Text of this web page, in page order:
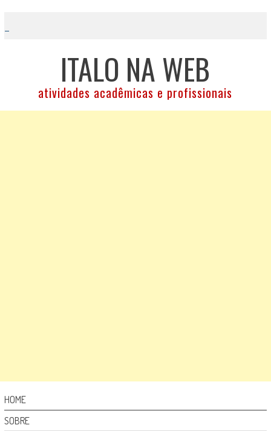
content
ITALO NA WEB
atividades acadêmicas e profissionais
HOME
SOBRE